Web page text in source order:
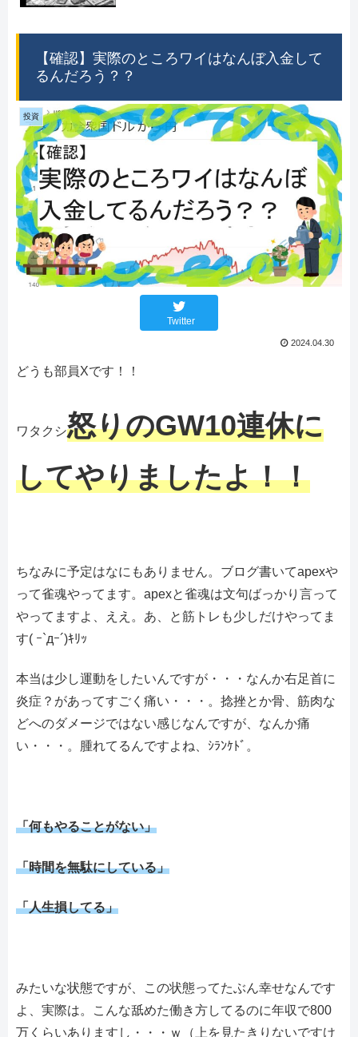
【確認】実際のところワイはなんぼ入金して
るんだろう？？
投資
Twitter
2024.04.30
どうも部員Xです！！
ワタクシ怒りのGW10連休に
してやりましたよ！！
ちなみに予定はなにもありません。ブログ書いてapexや
って雀魂やってます。apexと雀魂は文句ばっかり言って
やってますよ、ええ。あ、と筋トレも少しだけやってま
す( ｰ`дｰ´)ｷﾘｯ
本当は少し運動をしたいんですが・・・なんか右足首に
炎症？があってすごく痛い・・・。捻挫とか骨、筋肉な
どへのダメージではない感じなんですが、なんか痛
い・・・。腫れてるんですよね、ｼﾗﾝｹﾄﾞ。
「何もやることがない」
「時間を無駄にしている」
「人生損してる」
みたいな状態ですが、この状態ってたぶん幸せなんです
よ、実際は。こんな舐めた働き方してるのに年収で800
万くらいありますし・・・ｗ（上を見たきりないですけ